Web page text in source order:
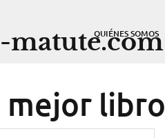
matute.com
QUIÉNES SOMOS
mejor libro